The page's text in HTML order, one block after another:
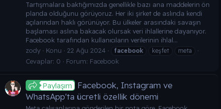
Tartışmalara baktığımızda genellikle bazı ana maddelerin ön
planda olduğunu görüyoruz. Her iki şirket de aslında kendi
açılarından haklı görünüyor. Bu ülkeler arasındaki savaşın
başlaması aslına bakacak olursak veri ihlallerine dayanıyor.
Facebook tarafından kullanıcıların verilerinin ihlal...
zody
Konu 22 Ağu 2024 facebook keşfet meta
Cevaplar: 0 Forum: Facebook
Paylaşım
Facebook, Instagram ve
WhatsApp'ta ücretli özellik dönemi